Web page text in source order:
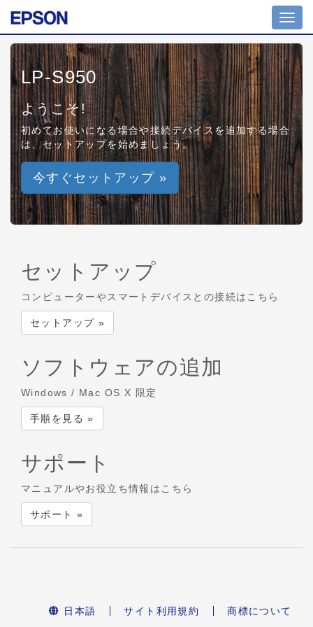
LP-S950
ようこそ!
初めてお使いになる場合や接続デバイスを追加する場合
は、セットアップを始めましょう。
今すぐセットアップ »
セットアップ
コンピューターやスマートデバイスとの接続はこちら
セットアップ »
ソフトウェアの追加
Windows / Mac OS X 限定
手順を見る »
サポート
マニュアルやお役立ち情報はこちら
サポート »
日本語 サイト利用規約
商標について